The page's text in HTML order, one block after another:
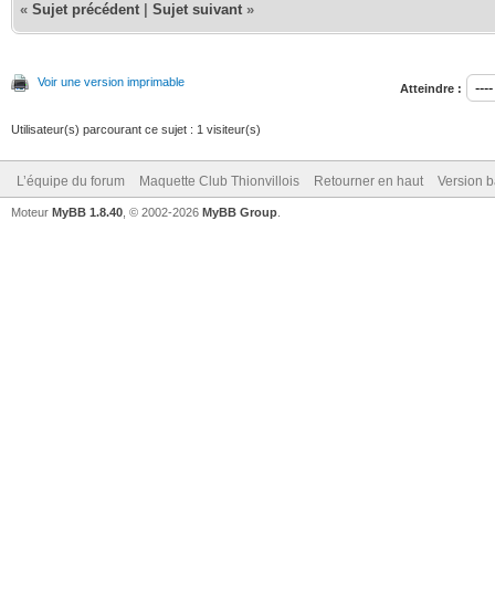
« Sujet précédent Sujet suivant »
Voir une version imprimable Atteindre :
Utilisateur(s) parcourant ce sujet : 1 visiteur(s)
L’équipe du forum Maquette Club Thionvillois Retourner en haut Version
Moteur MyBB 1.8.40 , © 2002-2026 MyBB Group